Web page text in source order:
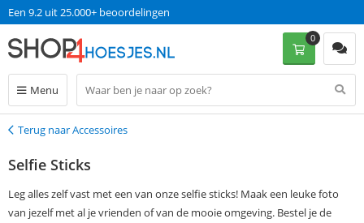
Een 9.2 uit 25.000+ beoordelingen
Menu
0
Terug
Terug naar Accessoires
Selfie Sticks
Leg alles zelf vast met een van onze selfie sticks! Maak een leuke foto
van jezelf met al je vrienden of van de mooie omgeving. Bestel je de